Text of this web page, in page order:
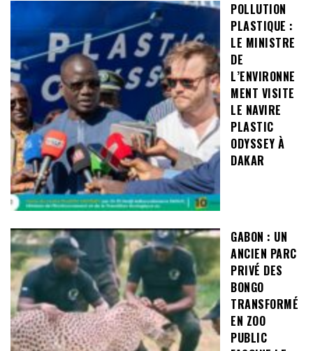
POLLUTION
PLASTIQUE :
LE MINISTRE
DE
L’ENVIRONNE
MENT VISITE
LE NAVIRE
PLASTIC
ODYSSEY À
DAKAR
GABON : UN
ANCIEN PARC
PRIVÉ DES
BONGO
TRANSFORMÉ
EN ZOO
PUBLIC